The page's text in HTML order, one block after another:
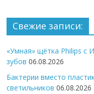
Свежие записи:
«Умная» щётка Philips с
зубов 06.08.2026
Бактерии вместо
светильников 06.08.2026